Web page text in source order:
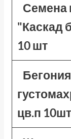
Семена
"Каскад
10 шт
цв.п